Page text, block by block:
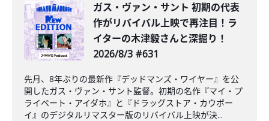
ガス・ヴァン・サント 初期の代表
作がリバイバル上映で再注目！ラ
イターの木津毅さんと深掘り！
2026/8/3 #631
先月、8年ぶりの最新作『デッドマンズ・ワイヤー』を公
開したガス・ヴァン・サント監督。初期の名作『マイ・プ
ライベート・アイダホ』と『ドラッグストア・カウボー
イ』のデジタルリマスター版のリバイバル上映が決...